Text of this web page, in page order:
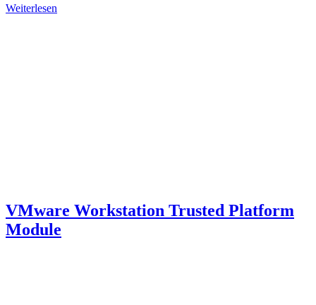
Weiterlesen
VMware Workstation Trusted Platform
Module